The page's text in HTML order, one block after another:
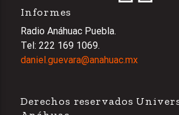
Informes
Radio Anáhuac Puebla.
Tel: 222 169 1069.
daniel.guevara@anahuac.mx
Derechos reservados